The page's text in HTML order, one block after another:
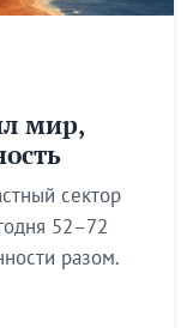
мир,
сектор
52–72
разом.